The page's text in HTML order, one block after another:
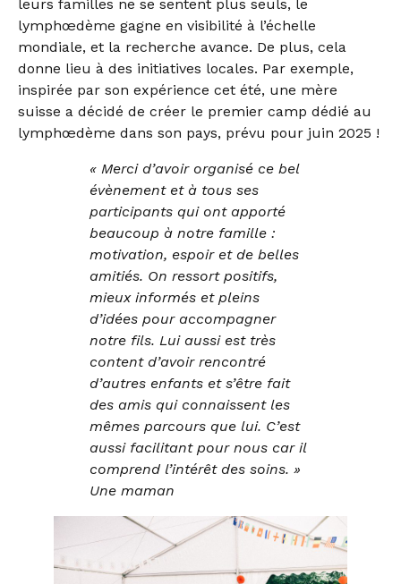
leurs familles ne se sentent plus seuls, le
lymphœdème gagne en visibilité à l’échelle
mondiale, et la recherche avance. De plus, cela
donne lieu à des initiatives locales. Par exemple,
inspirée par son expérience cet été, une mère
suisse a décidé de créer le premier camp dédié au
lymphœdème dans son pays, prévu pour juin 2025 !
« Merci d’avoir organisé ce bel
évènement et à tous ses
participants qui ont apporté
beaucoup à notre famille :
motivation, espoir et de belles
amitiés. On ressort positifs,
mieux informés et pleins
d’idées pour accompagner
notre fils. Lui aussi est très
content d’avoir rencontré
d’autres enfants et s’être fait
des amis qui connaissent les
mêmes parcours que lui. C’est
aussi facilitant pour nous car il
comprend l’intérêt des soins. »
Une maman